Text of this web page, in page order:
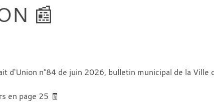
📰
d'Union n°84 de juin 2026, bulletin municipal de la Ville
en page 25 🧾